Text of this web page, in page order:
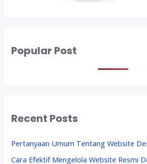
Popular Post
Recent Posts
Pertanyaan Umum Tentang Website
Cara Efektif Mengelola Website Resmi